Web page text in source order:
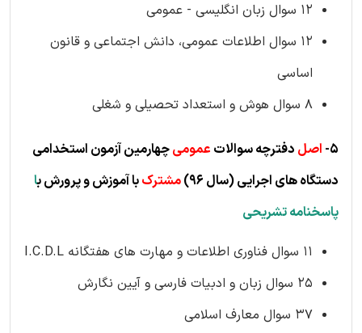
12 سوال زبان انگلیسی - عمومی
12 سوال اطلاعات عمومی، دانش اجتماعی و قانون
اساسی
8 سوال هوش و استعداد تحصیلی و شغلی
5- اصل دفترچه سوالات عمومیچهارمین آزمون استخدامی
دستگاه های اجرایی(سال 96) مشترکبا آموزش و پرورش با
پاسخنامه تشریحی
11 سوال فناوری اطلاعات و مهارت های هفتگانه I.C.D.L
25 سوال زبان و ادبیات فارسی و آیین نگارش
37 سوال معارف اسلامی